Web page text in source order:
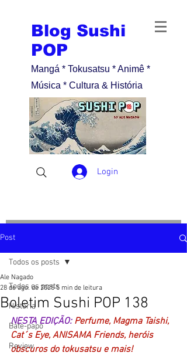
Blog Sushi
POP
Mangá * Tokusatsu * Animê *
Música * Cultura & História
Login
Post
Todos os posts
História
Bate-papo
Review
Todos os posts
Boletim Sushi POP 138
Ale Nagado
28 de ago. de 2025 5 min de leitura
NESTA EDIÇÃO: Perfume, Magma Taishi,
Cat´s Eye, ANISAMA Friends, heróis
obscuros do tokusatsu e mais!